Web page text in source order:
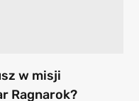
w misji
Ragnarok?